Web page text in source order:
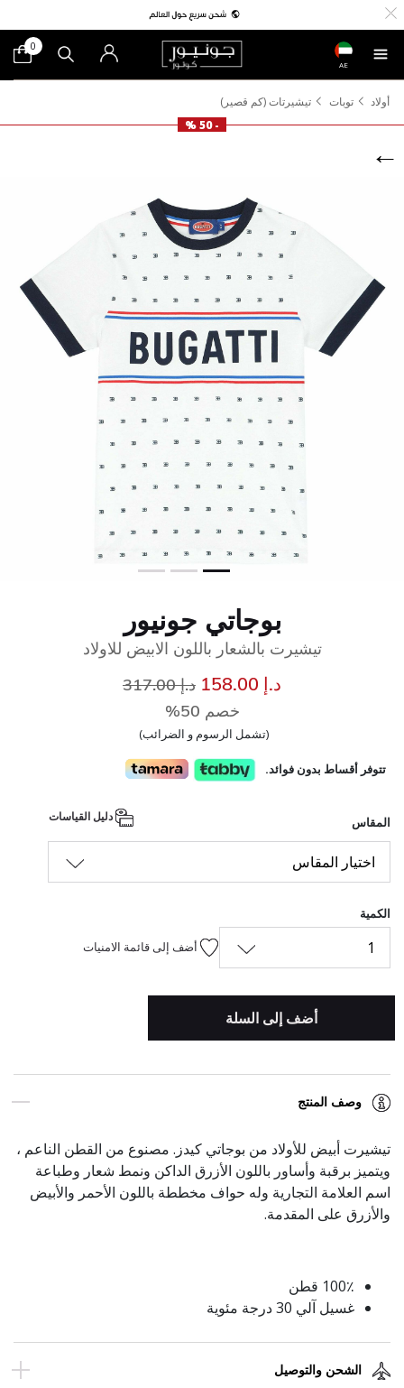
AE
0
أولاد توبات
تيشيرتات (كم قصير)
- 50 %
بوجاتي جونيور
تيشيرت بالشعار باللون الابيض للاولاد
د.إ 158.00 سعر مخفض مند.إ 317.00
خصم 50%
(تشمل الرسوم و الضرائب)
تتوفر أقساط بدون فوائد.
المقاس
اختيار المقاس
الكمية
1 أضف إلى قائمة الامنيات
أضف إلى السلة
وصف المنتج
تيشيرت أبيض للأولاد من بوجاتي كيدز. مصنوع من القطن الناعم ،
ويتميز برقبة وأساور باللون الأزرق الداكن ونمط شعار وطباعة
اسم العلامة التجارية وله حواف مخططة باللون الأحمر والأبيض
والأزرق على المقدمة.
100٪ قطن
غسيل آلي 30 درجة مئوية
الشحن والتوصيل